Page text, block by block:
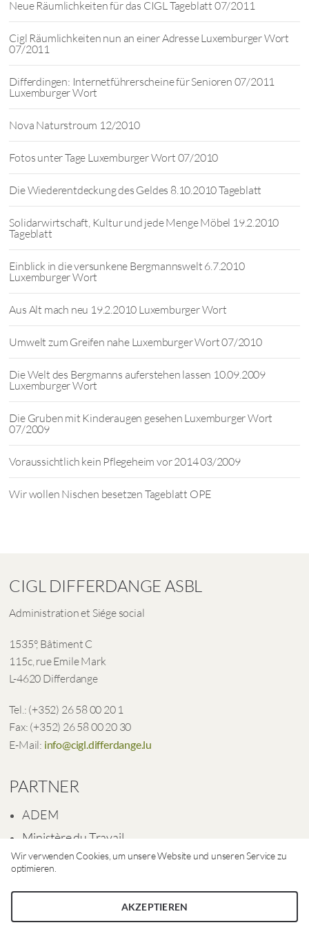
Wir verwenden Cookies, um unsere Website und unseren Service zu
optimieren.
AKZEPTIEREN
Neue Räumlichkeiten für das CIGL Tageblatt 07/2011
Cigl Räumlichkeiten nun an einer Adresse Luxemburger Wort
07/2011
Differdingen: Internetführerscheine für Senioren 07/2011
Luxemburger Wort
Nova Naturstroum 12/2010
Fotos unter Tage Luxemburger Wort 07/2010
Die Wiederentdeckung des Geldes 8.10.2010 Tageblatt
Solidarwirtschaft, Kultur und jede Menge Möbel 19.2.2010
Tageblatt
Einblick in die versunkene Bergmannswelt 6.7.2010
Luxemburger Wort
Aus Alt mach neu 19.2.2010 Luxemburger Wort
Umwelt zum Greifen nahe Luxemburger Wort 07/2010
Die Welt des Bergmanns auferstehen lassen 10.09.2009
Luxemburger Wort
Die Gruben mit Kinderaugen gesehen Luxemburger Wort
07/2009
Voraussichtlich kein Pflegeheim vor 2014 03/2009
Wir wollen Nischen besetzen Tageblatt OPE
CIGL DIFFERDANGE ASBL
Administration et Siége social
1535°, Bâtiment C
115c, rue Emile Mark
L-4620 Differdange
Tel.: (+352) 26 58 00 20 1
Fax: (+352) 26 58 00 20 30
E-Mail: info@cigl.differdange.lu
PARTNER
ADEM
Ministère du Travail
Ville de Differdange